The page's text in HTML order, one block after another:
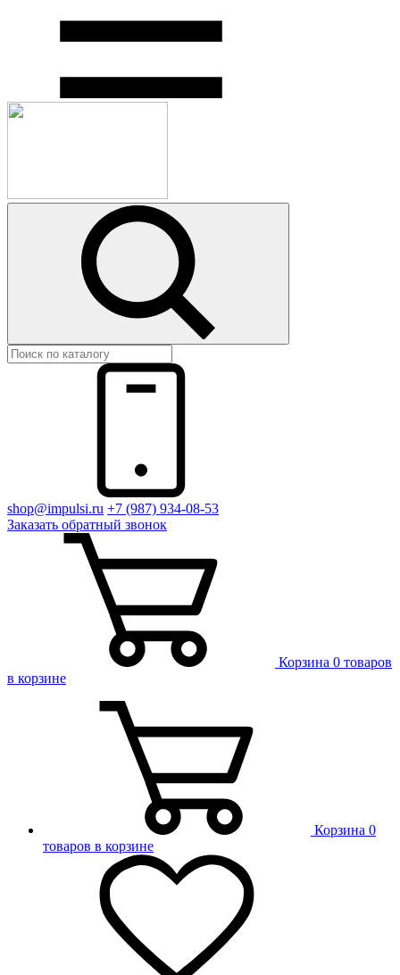
shop@impulsi.ru +7 (987) 934-08-53
Заказать обратный звонок
Корзина 0 товаров
в корзине
Корзина 0
товаров в корзине